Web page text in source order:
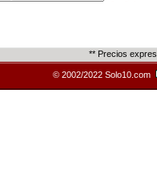
** Precios
© 2002/2022 Solo10.com